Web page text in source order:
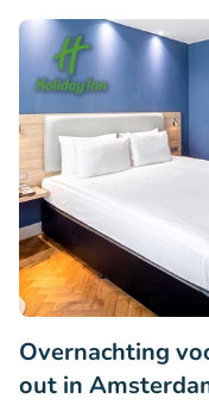
Overnachting
out in